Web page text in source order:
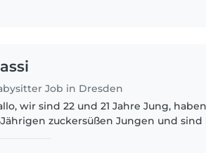
Job in Dresden
wir sind 22 und 21 Jahre Jung,
zuckersüßen Jungen und sind